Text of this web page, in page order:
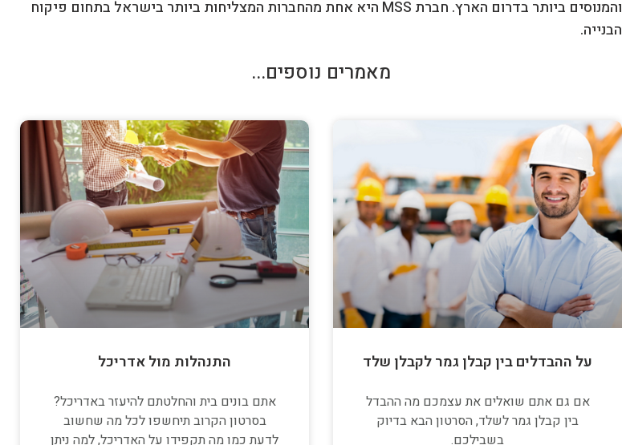
והמנוסים ביותר בדרום הארץ. חברת MSS היא אחת מהחברות המצליחות ביותר בישראל בתחום פיקוח
הבנייה.
מאמרים נוספים...
על ההבדלים בין קבלן גמר לקבלן שלד
אם גם אתם שואלים את עצמכם מה ההבדל
בין קבלן גמר לשלד, הסרטון הבא בדיוק
בשבילכם.
התנהלות מול אדריכל
אתם בונים בית והחלטתם להיעזר באדריכל?
בסרטון הקרוב תיחשפו לכל מה שחשוב
לדעת כמו מה תקפידו על האדריכל, למה ניתן